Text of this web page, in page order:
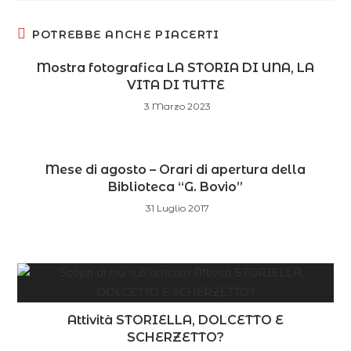
POTREBBE ANCHE PIACERTI
Mostra fotografica LA STORIA DI UNA, LA
VITA DI TUTTE
3 Marzo 2023
Mese di agosto – Orari di apertura della
Biblioteca “G. Bovio”
31 Luglio 2017
Attività STORIELLA, DOLCETTO E
SCHERZETTO?